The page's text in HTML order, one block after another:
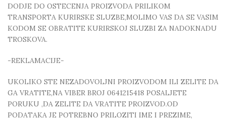
DODJE DO OSTECENJA PROIZVODA PRILIKOM
TRANSPORTA KURIRSKE SLUZBE,MOLIMO VAS DA SE VASIM
KODOM SE OBRATITE KURIRSKOJ SLUZBI ZA NADOKNADU
TROSKOVA.
-REKLAMACIJE-
UKOLIKO STE NEZADOVOLJNI PROIZVODOM ILI ZELITE DA
GA VRATITE,NA VIBER BROJ 0641215418 POSALJETE
PORUKU ,DA ZELITE DA VRATITE PROIZVOD.OD
PODATAKA JE POTREBNO PRILOZITI IME I PREZIME,